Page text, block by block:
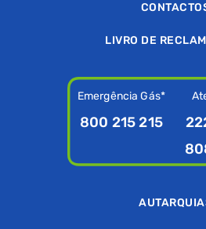
LIVRO DE
Emergência Gás*
800 215 215